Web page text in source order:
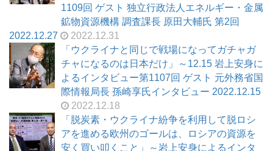
1109回 ゲスト 独立行政法人エネルギー・金属
鉱物資源機構 調査課長 原田大輔氏 第2回
2022.12.27
2022.12.31
「ウクライナと同じで戦場になってガチャガ
チャになるのは日本だけ」～12.15 岩上安身に
よるインタビュー第1107回 ゲスト 元外務省国
際情報局長 孫崎享氏インタビュー 2022.12.15
2022.12.18
「脱炭素・ウクライナ紛争を利用して脱ロシ
アを進める欧州のゴールは、ロシアの資源を
安く買い叩くこと」～岩上安身によるインタ